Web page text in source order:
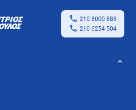
210 8000 888
210 6254 504